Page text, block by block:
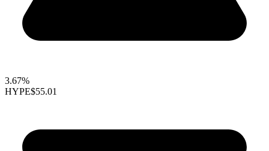
3.67%
HYPE$55.01